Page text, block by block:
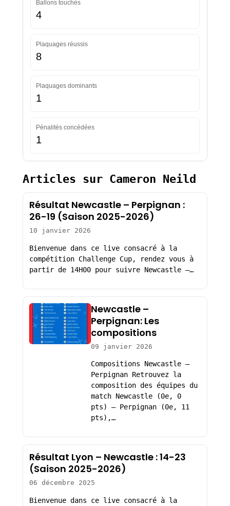
Ballons touchés
4
Plaquages réussis
8
Plaquages dominants
1
Pénalités concédées
1
Articles sur Cameron Neild
Résultat Newcastle – Perpignan :
26-19 (Saison 2025-2026)
10 janvier 2026
Bienvenue dans ce live consacré à la
compétition Challenge Cup, rendez vous à
partir de 14H00 pour suivre Newcastle –…
Newcastle –
Perpignan: Les
compositions
09 janvier 2026
Compositions Newcastle –
Perpignan Retrouvez la
composition des équipes du
match Newcastle (0e, 0
pts) – Perpignan (0e, 11
pts),…
Résultat Lyon – Newcastle : 14-23
(Saison 2025-2026)
06 décembre 2025
Bienvenue dans ce live consacré à la